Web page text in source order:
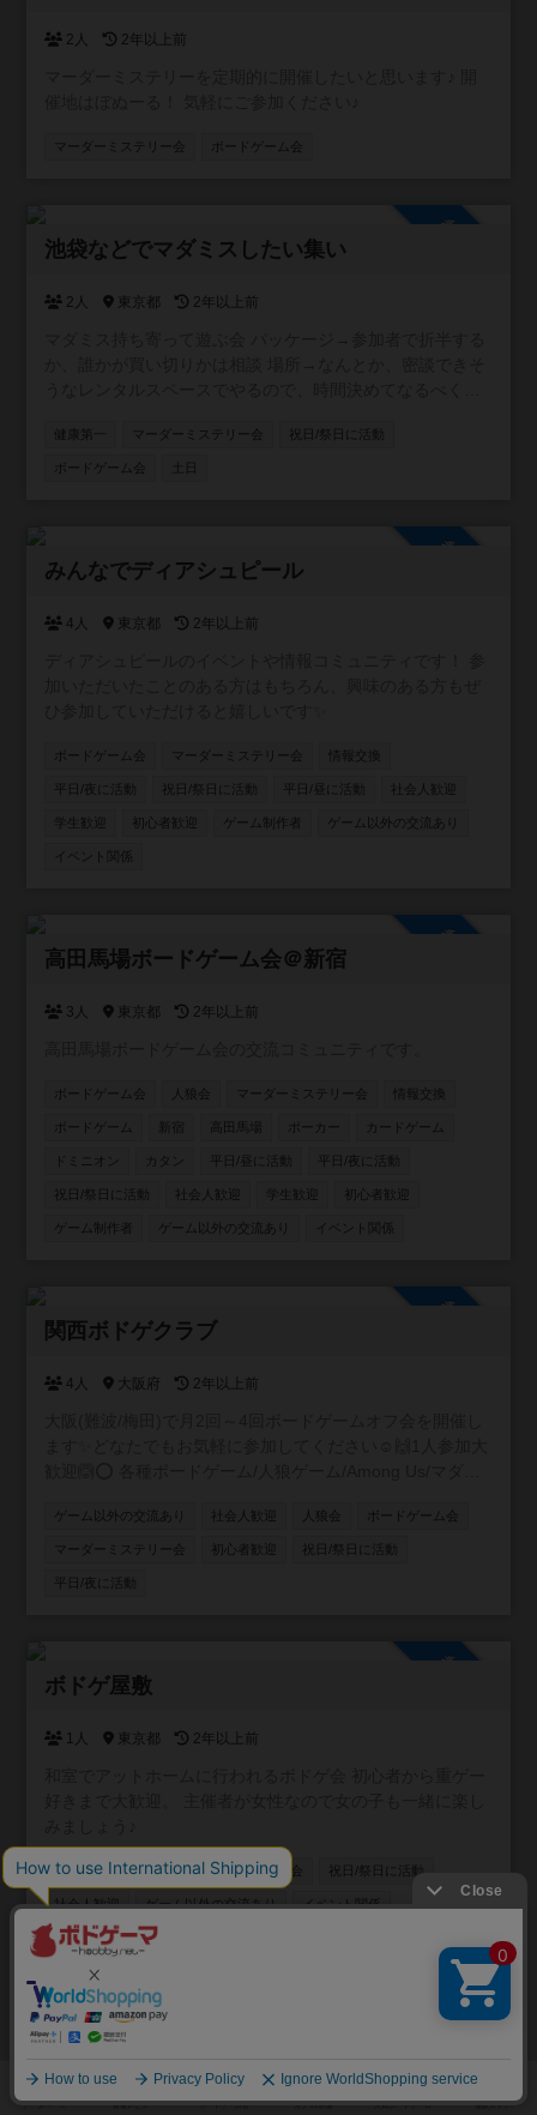
2人 2年以上前
マーダーミステリー会 ボードゲーム会
池袋などでマダミスしたい集い
2人 東京都 2年以上前
健康第一 マーダーミステリー会 祝日/祭日に活動
ボードゲーム会
みんなでディアシュピール
4人 東京都 2年以上前
ボードゲーム会 マーダーミステリー会 情報交換
平日/夜に活動 祝日/祭日に活動 平日/昼に活動 社会人歓迎
学生歓迎 初心者歓迎 ゲーム制作者 ゲーム以外の交流あり
イベント関係
高田馬場ボードゲーム会＠新宿
3人 東京都 2年以上前
ボードゲーム会 人狼会 マーダーミステリー会 情報交換
ボードゲーム 新宿 ポーカー カードゲーム
ドミニオン カタン 平日/昼に活動 平日/夜に活動
祝日/祭日に活動 社会人歓迎 学生歓迎 初心者歓迎
ゲーム制作者 ゲーム以外の交流あり イベント関係
関西ボドゲクラブ
4人 大阪府 2年以上前
11/11(土)
ゲーム以外の交流あり 社会人歓迎 人狼会 ボードゲーム会
マーダーミステリー会 初心者歓迎 祝日/祭日に活動
平日/夜に活動
ボドゲ屋敷
1人 東京都 2年以上前
ボードゲーム会 マーダーミステリー会 祝日/祭日に活動
社会人歓迎 ゲーム以外の交流あり イベント関係
参加自由
福井でボドゲ会をしたい！
福井でボードゲーム友達を集めたくて作りました！ 参加さ